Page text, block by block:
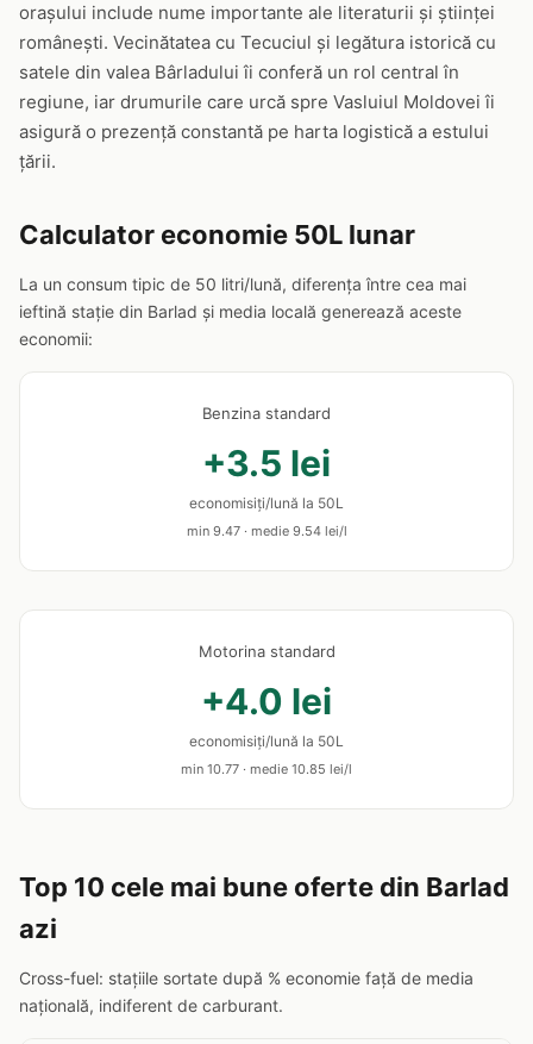
orașului include nume importante ale literaturii și științei
românești. Vecinătatea cu Tecuciul și legătura istorică cu
satele din valea Bârladului îi conferă un rol central în
regiune, iar drumurile care urcă spre Vasluiul Moldovei îi
asigură o prezență constantă pe harta logistică a estului
țării.
Calculator economie 50L lunar
La un consum tipic de 50 litri/lună, diferența între cea mai
ieftină stație din Barlad și media locală generează aceste
economii:
Benzina standard
+3.5 lei
economisiți/lună la 50L
min 9.47 · medie 9.54 lei/l
Motorina standard
+4.0 lei
economisiți/lună la 50L
min 10.77 · medie 10.85 lei/l
Top 10 cele mai bune oferte din Barlad
azi
Cross-fuel: stațiile sortate după % economie față de media
națională, indiferent de carburant.